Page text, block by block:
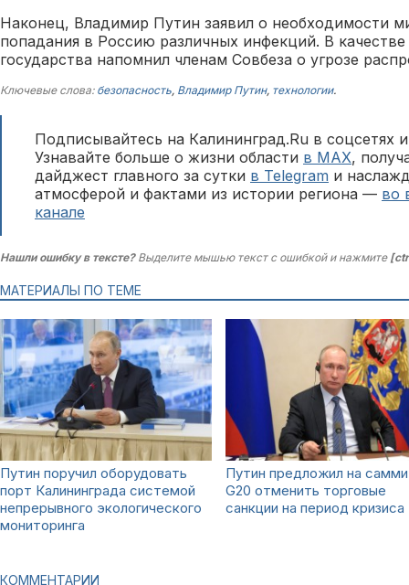
Наконец, Владимир Путин заявил о необходимости
попадания в Россию различных инфекций. В
государства напомнил членам Совбеза о угрозе
Ключевые слова: безопасность, Владимир Путин, технологии.
Подписывайтесь на Калининград.Ru в соцсетях
Узнавайте больше о жизни области в MAX,
дайджест главного за сутки в Telegram и
атмосферой и фактами из истории региона — во
канале
Нашли ошибку в тексте?Выделите мышью текст с ошибкой и нажмите
МАТЕРИАЛЫ ПО ТЕМЕ
Путин поручил оборудовать
порт Калининграда системой
непрерывного экологического
мониторинга
Путин предложил на
G20 отменить торговые
санкции на период кризиса
КОММЕНТАРИИ